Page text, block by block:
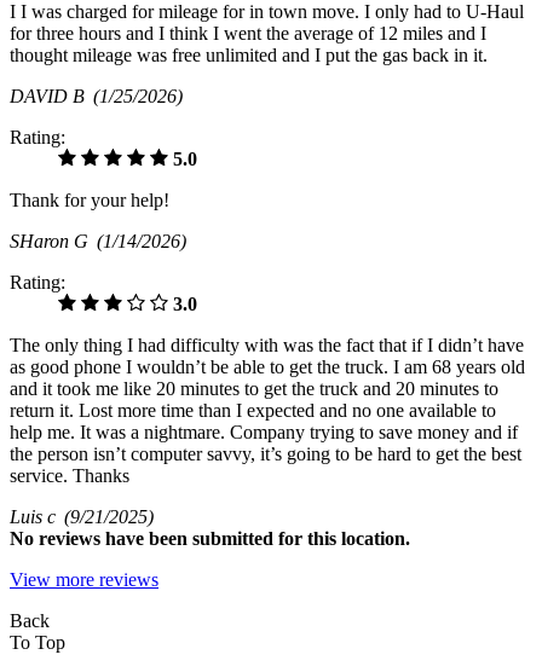
I I was charged for mileage for in town move. I only had to U-Haul
for three hours and I think I went the average of 12 miles and I
thought mileage was free unlimited and I put the gas back in it.
DAVID B (1/25/2026)
Rating:
5.0
Thank for your help!
SHaron G (1/14/2026)
Rating:
3.0
The only thing I had difficulty with was the fact that if I didn’t have
as good phone I wouldn’t be able to get the truck. I am 68 years old
and it took me like 20 minutes to get the truck and 20 minutes to
return it. Lost more time than I expected and no one available to
help me. It was a nightmare. Company trying to save money and if
the person isn’t computer savvy, it’s going to be hard to get the best
service. Thanks
Luis c (9/21/2025)
No reviews have been submitted for this location.
View more reviews
Back
To Top